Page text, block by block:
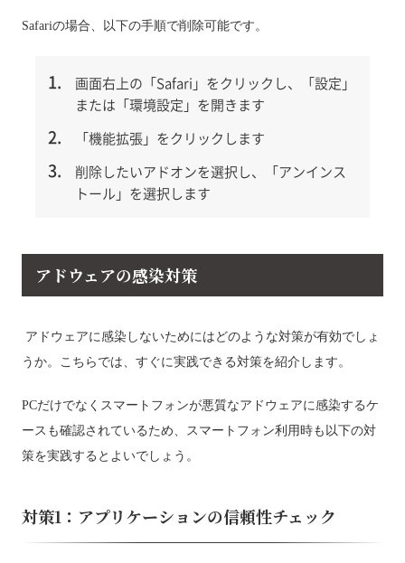
Safariの場合、以下の手順で削除可能です。
画面右上の「Safari」をクリックし、「設定」
または「環境設定」を開きます
「機能拡張」をクリックします
削除したいアドオンを選択し、「アンインス
トール」を選択します
アドウェアの感染対策
アドウェアに感染しないためにはどのような対策が有効でしょ
うか。こちらでは、すぐに実践できる対策を紹介します。
PCだけでなくスマートフォンが悪質なアドウェアに感染するケ
ースも確認されているため、スマートフォン利用時も以下の対
策を実践するとよいでしょう。
対策1：アプリケーションの信頼性チェック